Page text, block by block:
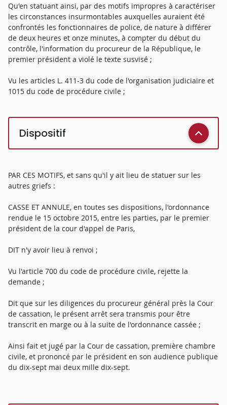
Qu'en statuant ainsi, par des motifs impropres à caractériser
les circonstances insurmontables auxquelles auraient été
confrontés les fonctionnaires de police, de nature à différer
de deux heures et onze minutes, à compter du début du
contrôle, l'information du procureur de la République, le
premier président a violé le texte susvisé ;
Vu les articles L. 411-3 du code de l'organisation judiciaire et
1015 du code de procédure civile ;
Dispositif
PAR CES MOTIFS, et sans qu'il y ait lieu de statuer sur les
autres griefs :
CASSE ET ANNULE, en toutes ses dispositions, l'ordonnance
rendue le 15 octobre 2015, entre les parties, par le premier
président de la cour d'appel de Paris,
DIT n'y avoir lieu à renvoi ;
Vu l'article 700 du code de procédure civile, rejette la
demande ;
Dit que sur les diligences du procureur général près la Cour
de cassation, le présent arrêt sera transmis pour être
transcrit en marge ou à la suite de l'ordonnance cassée ;
Ainsi fait et jugé par la Cour de cassation, première chambre
civile, et prononcé par le président en son audience publique
du dix-sept mai deux mille dix-sept.